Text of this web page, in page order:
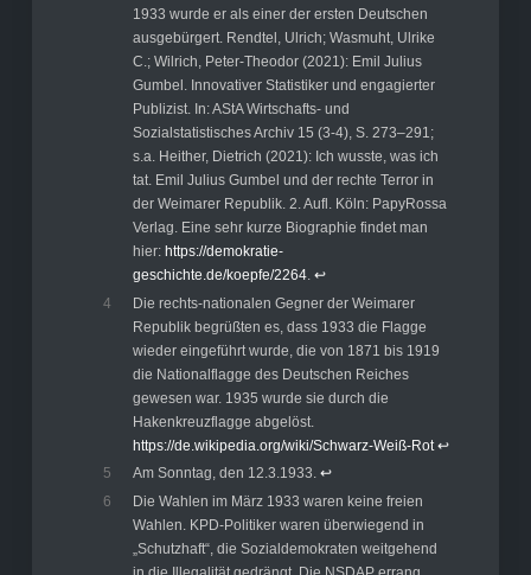
1933 wurde er als einer der ersten Deutschen
ausgebürgert. Rendtel, Ulrich; Wasmuht, Ulrike
C.; Wilrich, Peter-Theodor (2021): Emil Julius
Gumbel. Innovativer Statistiker und engagierter
Publizist. In: AStA Wirtschafts- und
Sozialstatistisches Archiv 15 (3-4), S. 273–291;
s.a. Heither, Dietrich (2021): Ich wusste, was ich
tat. Emil Julius Gumbel und der rechte Terror in
der Weimarer Republik. 2. Aufl. Köln: PapyRossa
Verlag. Eine sehr kurze Biographie findet man
hier: https://demokratie-
geschichte.de/koepfe/2264. ↩︎
4
Die rechts-nationalen Gegner der Weimarer
Republik begrüßten es, dass 1933 die Flagge
wieder eingeführt wurde, die von 1871 bis 1919
die Nationalflagge des Deutschen Reiches
gewesen war. 1935 wurde sie durch die
Hakenkreuzflagge abgelöst.
https://de.wikipedia.org/wiki/Schwarz-Weiß-Rot ↩︎
5
Am Sonntag, den 12.3.1933. ↩︎
6
Die Wahlen im März 1933 waren keine freien
Wahlen. KPD-Politiker waren überwiegend in
„Schutzhaft“, die Sozialdemokraten weitgehend